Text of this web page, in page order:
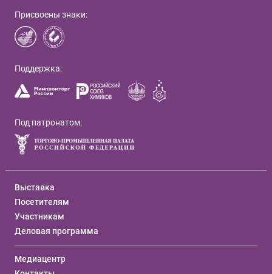
Присвоены знаки:
Поддержка:
Под патронатом:
Выставка
Посетителям
Участникам
Деловая программа
Медиацентр